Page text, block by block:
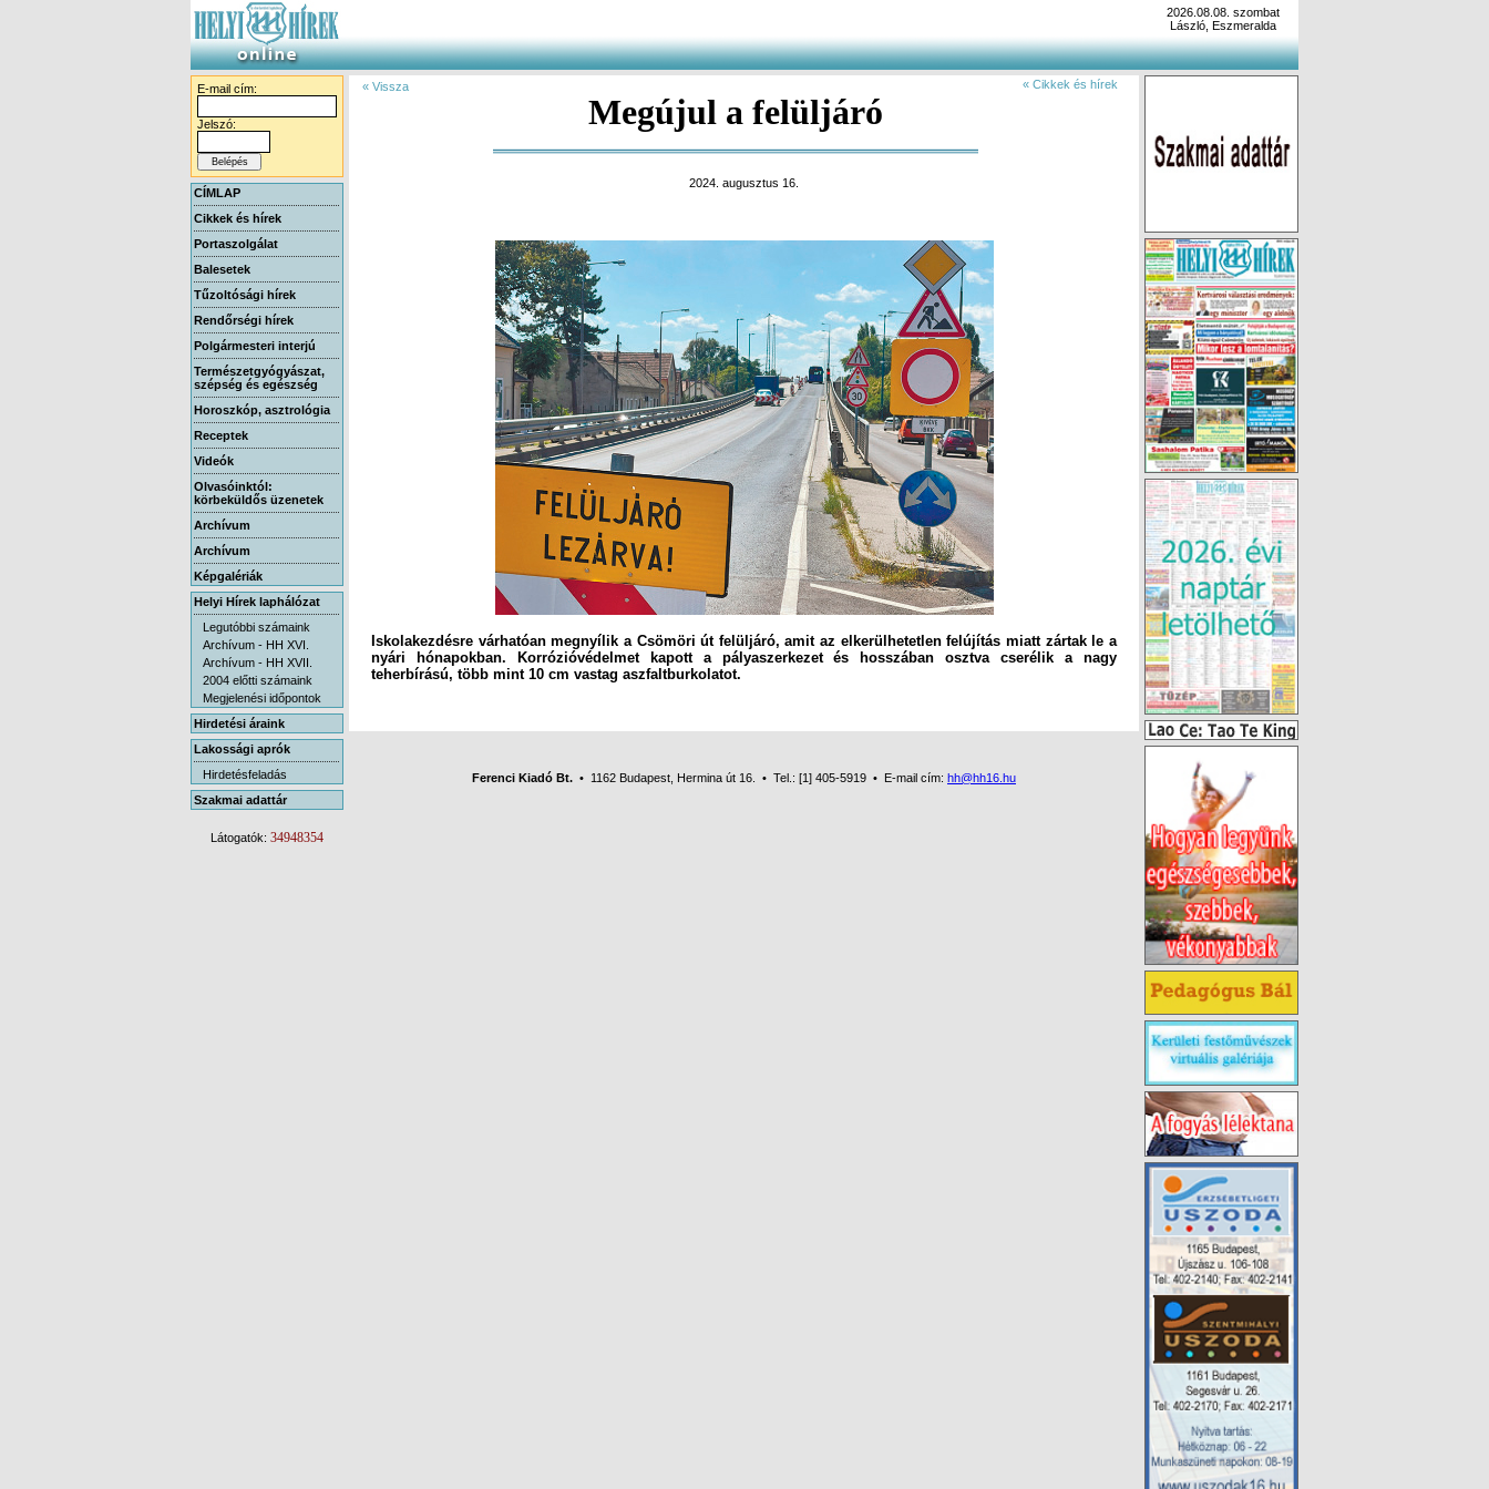
2026.08.08. szombat
László, Eszmeralda
E-mail cím:
Jelszó:
CÍMLAP
Cikkek és hírek
Portaszolgálat
Balesetek
Tűzoltósági hírek
Rendőrségi hírek
Polgármesteri interjú
Természetgyógyászat,
szépség és egészség
Horoszkóp, asztrológia
Receptek
Videók
Olvasóinktól:
körbeküldős üzenetek
Archívum
Archívum
Képgalériák
Helyi Hírek laphálózat
Legutóbbi számaink
Archívum - HH XVI.
Archívum - HH XVII.
2004 előtti számaink
Megjelenési időpontok
Hirdetési áraink
Lakossági aprók
Hirdetésfeladás
Szakmai adattár
Látogatók: 34948354
« Vissza
Megújul a felüljáró
« Cikkek és hírek
2024. augusztus 16.
Iskolakezdésre várhatóan megnyílik a Csömöri út felüljáró, amit az elkerülhetetlen felújítás miatt zártak le a
nyári hónapokban. Korrózióvédelmet kapott a pályaszerkezet és hosszában osztva cserélik a nagy
teherbírású, több mint 10 cm vastag aszfaltburkolatot.
Ferenci Kiadó Bt. • 1162 Budapest, Hermina út 16. • Tel.: [1] 405-5919 • E-mail cím: hh@hh16.hu